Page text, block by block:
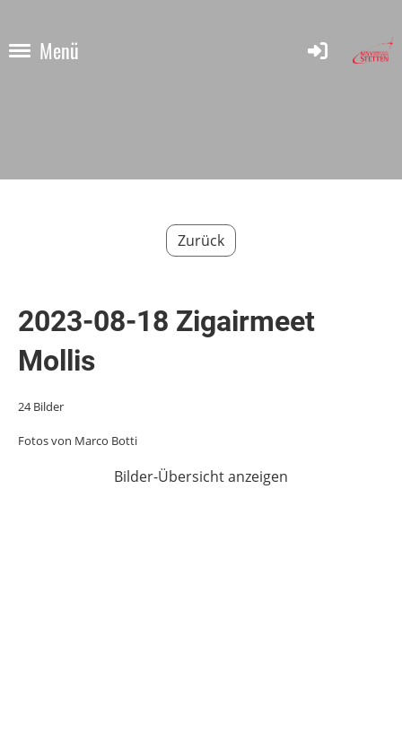
Menü
Zurück
2023-08-18 Zigairmeet
Mollis
24 Bilder
Fotos von Marco Botti
Bilder-Übersicht anzeigen